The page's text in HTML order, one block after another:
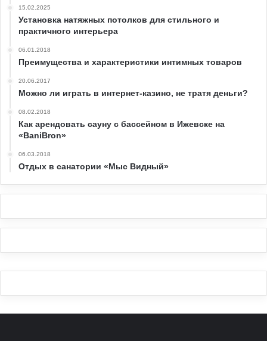
15.02.2025
Установка натяжных потолков для стильного и
практичного интерьера
06.01.2018
Преимущества и характеристики интимных товаров
20.06.2017
Можно ли играть в интернет-казино, не тратя деньги?
08.02.2018
Как арендовать сауну с бассейном в Ижевске на
«BaniBron»
06.03.2018
Отдых в санатории «Мыс Видный»